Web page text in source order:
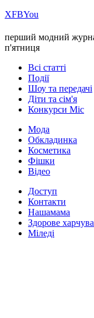
ХFBYou
перший модний
п'ятниця
Всі статті
Події
Шоу та передачі
Діти та сім'я
Конкурси Міс
Мода
Обкладинка
Косметика
Фішки
Відео
Доступ
Контакти
Нашамама
Здорове
Міледі